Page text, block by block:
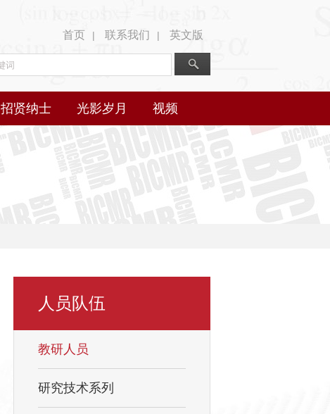
首页 | 联系我们 | 英文版
招贤纳士 光影岁月 视频
人员队伍
教研人员
研究技术系列